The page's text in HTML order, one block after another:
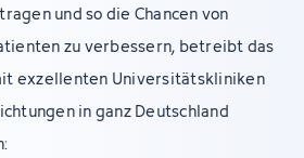
und so die Chancen von
zu verbessern, betreibt das
exzellenten Universitätskliniken
in ganz Deutschland